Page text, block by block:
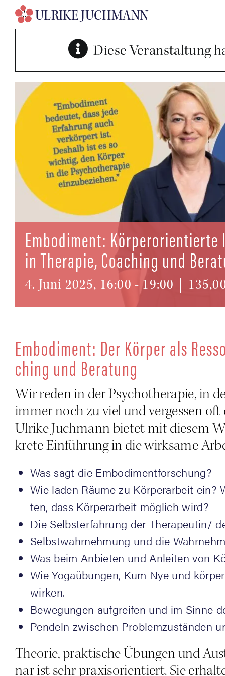
Zum
Inhalt
Diese Veranstaltung
Embo­di­ment:
in The­ra­pie, Coa­ching und
4. Juni 2025, 16:00 -19:00
Embo­di­ment: Der Kör­per als
ching und Beratung
Wir reden in der Psy­cho­the­ra­pie, in
immer noch zu viel und ver­ges­sen oft
Ulri­ke Juch­mann bie­tet mit die­sem
kre­te Ein­füh­rung in die wirk­sa­me
Was sagt die Embodimentforschung?
Wie laden Räu­me zu Kör­per­ar­beit
ten, dass Kör­per­ar­beit mög­lich wird?
Die Selbst­er­fah­rung der Therapeutin/
Selbst­wahr­neh­mung und die
Was beim Anbie­ten und Anlei­ten von
Wie Yoga­übun­gen, Kum Nye und
wirken.
Bewe­gun­gen auf­grei­fen und im Sin­ne
Pen­deln zwi­schen Pro­blem­zu­stän­den
Theo­rie, prak­ti­sche Übun­gen und
nar ist sehr pra­xis­ori­en­tiert. Sie